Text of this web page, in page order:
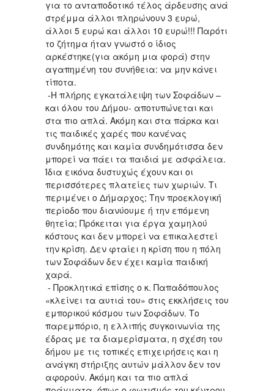
για το ανταποδοτικό τέλος άρδευσης ανά
στρέμμα άλλοι πληρώνουν 3 ευρώ,
άλλοι 5 ευρώ και άλλοι 10 ευρώ!!! Παρότι
το ζήτημα ήταν γνωστό ο ίδιος
αρκέστηκε(για ακόμη μια φορά) στην
αγαπημένη του συνήθεια: να μην κάνει
τίποτα.
-Η πλήρης εγκατάλειψη των Σοφάδων –
και όλου του Δήμου- αποτυπώνεται και
στα πιο απλά. Ακόμη και στα πάρκα και
τις παιδικές χαρές που κανένας
συνδημότης και καμία συνδημότισσα δεν
μπορεί να πάει τα παιδιά με ασφάλεια.
Ίδια εικόνα δυστυχώς έχουν και οι
περισσότερες πλατείες των χωριών. Τι
περιμένει ο Δήμαρχος; Την προεκλογική
περίοδο που διανύουμε ή την επόμενη
θητεία; Πρόκειται για έργα χαμηλού
κόστους και δεν μπορεί να επικαλεστεί
την κρίση. Δεν φταίει η κρίση που η πόλη
των Σοφάδων δεν έχει καμία παιδική
χαρά.
- Προκλητικά επίσης ο κ. Παπαδόπουλος
«κλείνει τα αυτιά του» στις εκκλήσεις του
εμπορικού κόσμου των Σοφάδων. Το
παρεμπόριο, η ελλιπής συγκοινωνία της
έδρας με τα διαμερίσματα, η σχέση του
δήμου με τις τοπικές επιχειρήσεις και η
ανάγκη στήριξης αυτών μάλλον δεν τον
αφορούν. Ακόμη και τα πιο απλά